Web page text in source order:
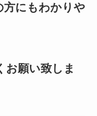
方にもわかりや
お願い致しま